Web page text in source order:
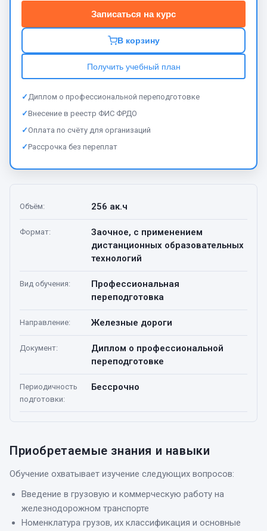
Объём: 256 ак.ч
Формат:
Заочное, с применением
дистанционных образовательных
технологий
Вид обучения:
Профессиональная
переподготовка
Направление: Железные дороги
Документ:
Диплом о профессиональной
переподготовке
Периодичность
подготовки:
Бессрочно
Приобретаемые знания и навыки
Обучение охватывает изучение следующих вопросов:
Введение в грузовую и коммерческую работу на
железнодорожном транспорте
Номенклатура грузов, их классификация и основные
Записаться на курс
В корзину
Получить учебный план
✓Диплом о профессиональной переподготовке
✓Внесение в реестр ФИС ФРДО
✓Оплата по счёту для организаций
✓Рассрочка без переплат